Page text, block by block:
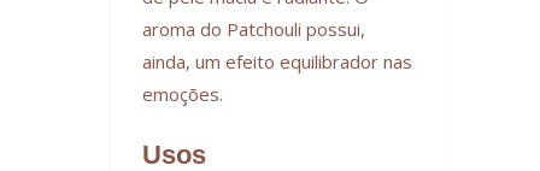
aroma do Patchouli possui,
ainda, um efeito equilibrador nas
emoções.
Usos